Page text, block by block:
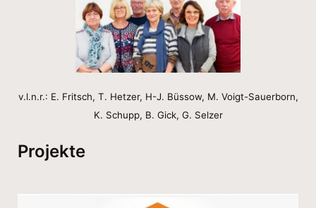
v.l.n.r.: E. Fritsch, T. Hetzer, H-J. Büssow, M. Voigt-Sauerborn,
K. Schupp, B. Gick, G. Selzer
Projekte